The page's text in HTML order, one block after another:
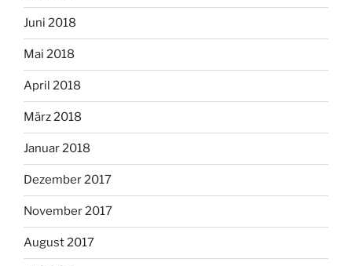
Juni 2018
Mai 2018
April 2018
März 2018
Januar 2018
Dezember 2017
November 2017
August 2017